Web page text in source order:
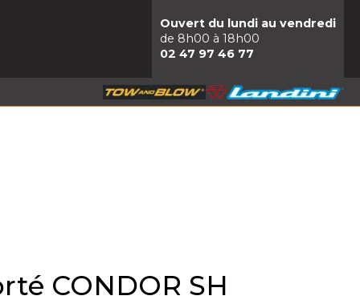
Ouvert du lundi au vendredi
de 8h00 à 18h00
02 47 97 46 77
CONDOR SH